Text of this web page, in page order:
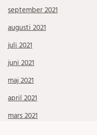
september 2021
augusti 2021
juli 2021
juni 2021
maj 2021
april 2021
mars 2021